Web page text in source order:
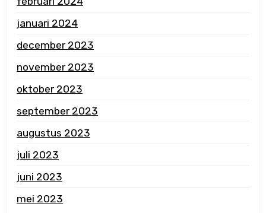
januari 2024
december 2023
november 2023
oktober 2023
september 2023
augustus 2023
juli 2023
juni 2023
mei 2023